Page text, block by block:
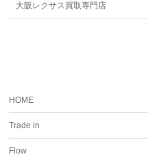
大阪レクサス買取専門店
HOME
Trade in
Flow